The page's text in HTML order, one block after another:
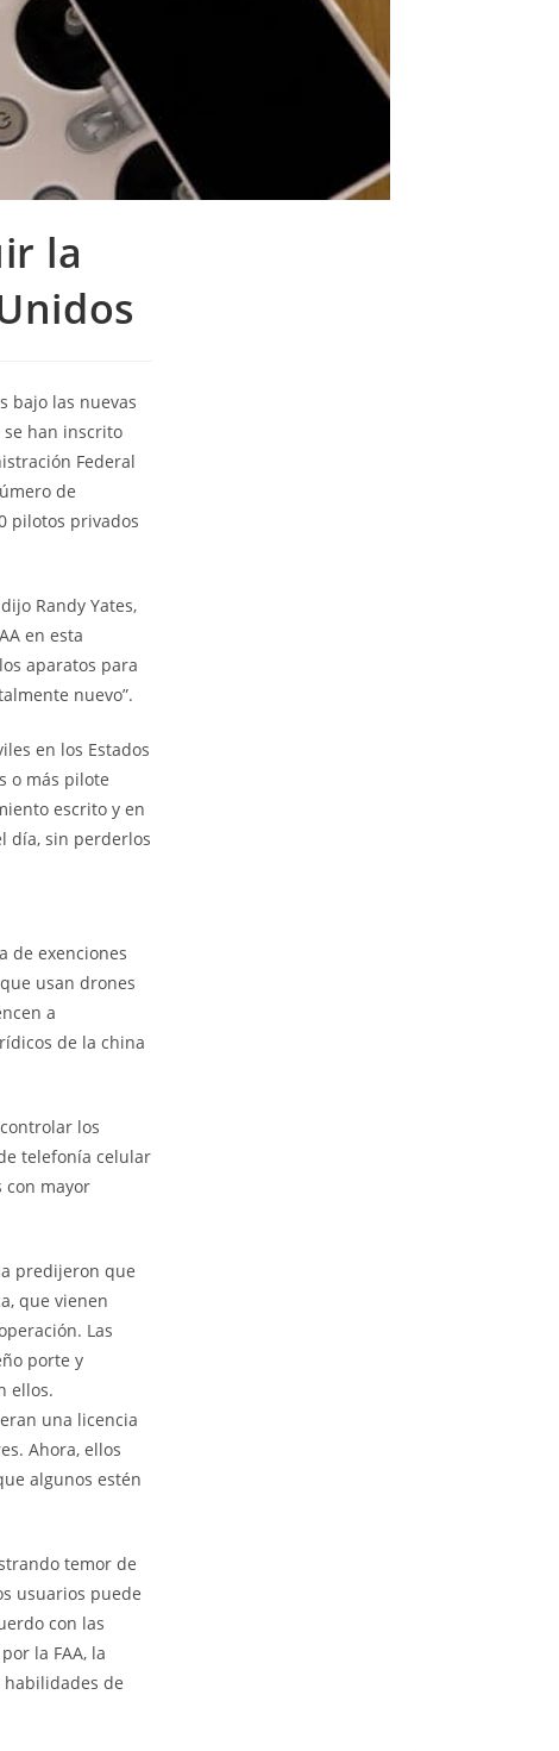
la
bajo las nuevas
se han inscrito
Federal
de
pilotos privados
Randy Yates,
en esta
aparatos para
nuevo”.
en los Estados
o más pilote
escrito y en
día, sin perderlos
de exenciones
usan drones
a
de la china
los
telefonía celular
con mayor
predijeron que
que vienen
Las
porte y
ellos.
una licencia
Ahora, ellos
algunos estén
temor de
usuarios puede
con las
la FAA, la
de